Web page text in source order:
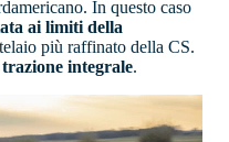
In questo caso
ai limiti della
più raffinato della CS.
integrale.